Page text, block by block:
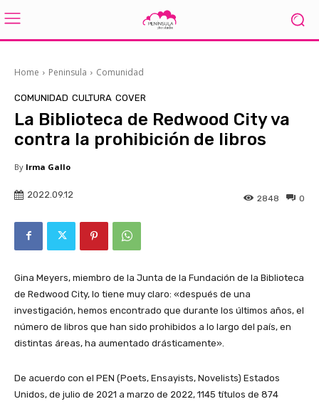
Home Peninsula Comunidad
COMUNIDAD CULTURA COVER
La Biblioteca de Redwood City va
contra la prohibición de libros
By Irma Gallo
2022.09.12 0
2848
Gina Meyers, miembro de la Junta de la Fundación de la Biblioteca
de Redwood City, lo tiene muy claro: «después de una
investigación, hemos encontrado que durante los últimos años, el
número de libros que han sido prohibidos a lo largo del país, en
distintas áreas, ha aumentado drásticamente».
De acuerdo con el PEN (Poets, Ensayists, Novelists) Estados
Unidos, de julio de 2021 a marzo de 2022, 1145 títulos de 874